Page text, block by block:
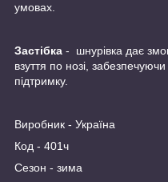
умовах.
Застібка - шнурівка дає
взуття по нозі,
підтримку.
Виробник - Україна
Код - 401ч
Сезон - зима